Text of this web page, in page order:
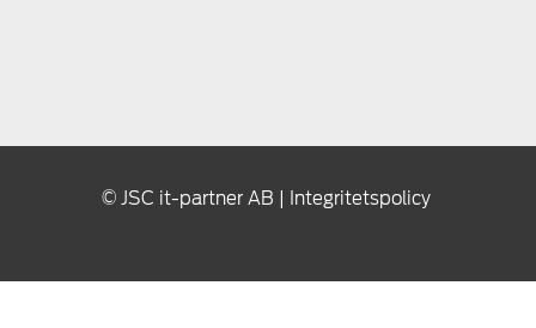
© JSC it-partner AB | Integritetspolicy